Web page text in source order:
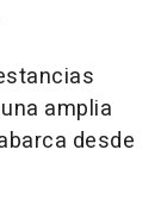
amplia
desde